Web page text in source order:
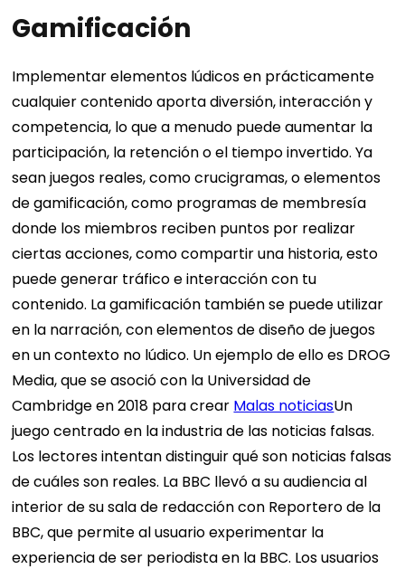
Gamificación
Implementar elementos lúdicos en prácticamente
cualquier contenido aporta diversión, interacción y
competencia, lo que a menudo puede aumentar la
participación, la retención o el tiempo invertido. Ya
sean juegos reales, como crucigramas, o elementos
de gamificación, como programas de membresía
donde los miembros reciben puntos por realizar
ciertas acciones, como compartir una historia, esto
puede generar tráfico e interacción con tu
contenido. La gamificación también se puede utilizar
en la narración, con elementos de diseño de juegos
en un contexto no lúdico. Un ejemplo de ello es DROG
Media, que se asoció con la Universidad de
Cambridge en 2018 para crear Malas noticiasUn
juego centrado en la industria de las noticias falsas.
Los lectores intentan distinguir qué son noticias falsas
de cuáles son reales. La BBC llevó a su audiencia al
interior de su sala de redacción con Reportero de la
BBC, que permite al usuario experimentar la
experiencia de ser periodista en la BBC. Los usuarios